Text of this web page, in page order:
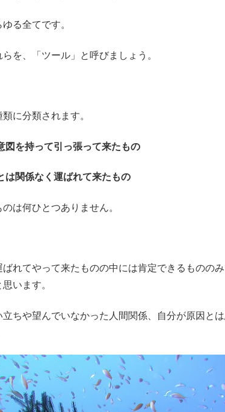
る全てです。
を、「ツール」と呼びましょう。
に分類されます。
を持って引っ張って来たもの
関係なく運ばれて来たもの
のは何ひとつありません。
れてやって来たものの中には肯定できるものの
います。
ちや望んでいなかった人間関係、自分が原因と